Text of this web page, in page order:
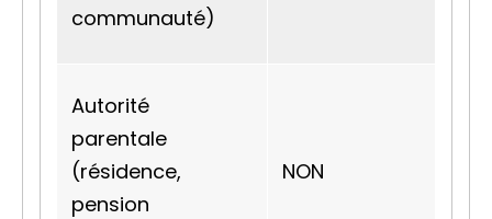
communauté)
Autorité
parentale
(résidence,
pension
NON